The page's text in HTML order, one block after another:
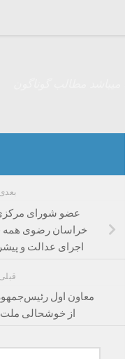
بعدی
عضو شورای مرکزی
خراسان رضوی همه
اجرای عدالت و
قبلی
معاون اول
از خوشحالی